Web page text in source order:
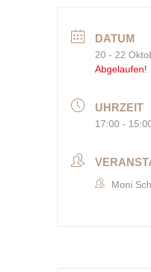
DATUM
20 - 22
Abgelaufen!
UHRZEIT
17:00 -
Moni